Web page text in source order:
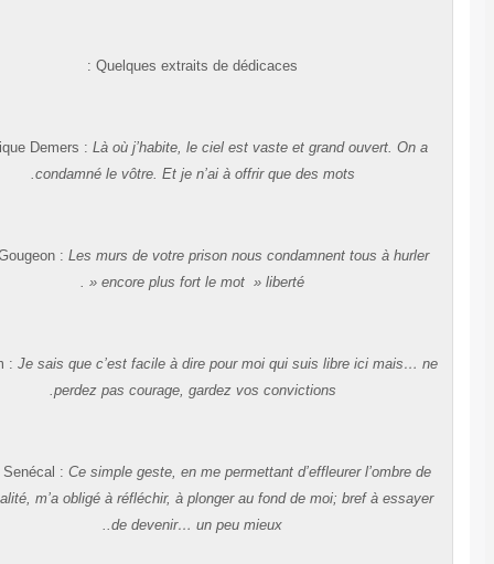
Quelques extraits de dédicaces :
Dominique Demers :Là où j’habite, le ciel est vaste et grand ouvert. On a
condamné le vôtre. Et je n’ai à offrir que des mots.
Gilles Gougeon :Les murs de votre prison nous condamnent tous à
encore plus fort le mot » liberté « .
D. Kimm :Je sais que c’est facile à dire pour moi qui suis libre ici mais…
perdez pas courage, gardez vos convictions.
Patrick Senécal : Ce simple geste, en me permettant d’effleurer l’ombre
votre réalité, m’a obligé à réfléchir, à plonger au fond de moi; bref à
de devenir… un peu mieux..